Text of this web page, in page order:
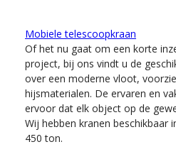
Mobiele telescoopkraan
Of het nu gaat om een korte
project, bij ons vindt u de
over een moderne vloot,
hijsmaterialen. De ervaren en
ervoor dat elk object op de
Wij hebben kranen beschikbaar
450 ton.